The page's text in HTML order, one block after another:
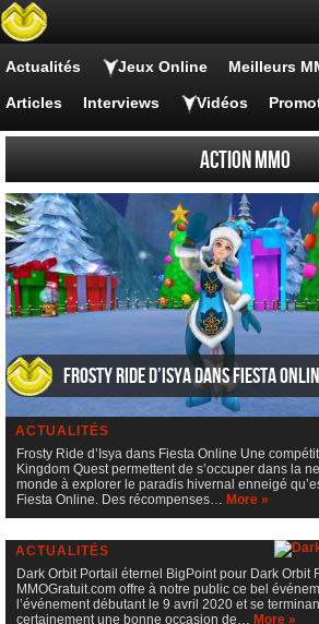
Actualités Jeux Online Meilleurs
Articles Interviews Vidéos
Action MMO
Frosty Ride d’Isya dans Fiesta
ACTUALITÉS
Frosty Ride d’Isya dans Fiesta Online Une
Kingdom Quest permettent de s’occuper dans la
monde à explorer le paradis hivernal enneigé
Fiesta Online. Des récompenses… More »
Dark Orbit Portail éternel
ACTUALITÉS
Dark Orbit Portail éternel BigPoint pour Dark Orbit
MMOGratuit.com offre à notre public ce bel
l’événement débutant le 9 avril 2020 et se
certainement une bonne occasion de… More »